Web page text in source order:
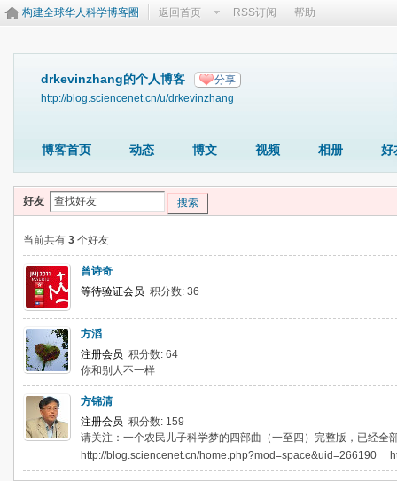
构建全球华人科学博客圈 返回首页 RSS订阅 帮助
drkevinzhang的个人博客 分享
http://blog.sciencenet.cn/u/drkevinzhang
博客首页 动态 博文 视频 相册 好
好友 搜索
当前共有 3 个好友
曾诗奇
等待验证会员 积分数: 36
方滔
注册会员 积分数: 64
你和别人不一样
方锦清
注册会员 积分数: 159
请关注：一个农民儿子科学梦的四部曲（一至四）完整版，已经全
http://blog.sciencenet.cn/home.php?mod=space&uid=266190